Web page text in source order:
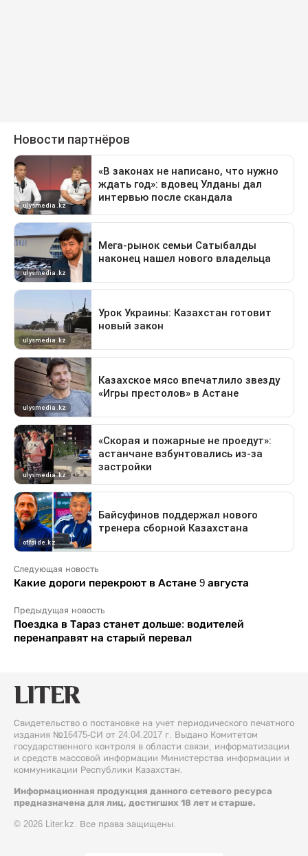
Следующая новость
Какие дороги перекроют в Астане 9 августа
Предыдущая новость
Поездка в Тараз станет дольше: водителей
перенаправят на старый перевал
Свидетельство о постановке на учет периодического печатного
издания №16475-СИ от 24.04.2017 г. Выдано Комитетом
государственного контроля в области связи, информатизации
и средств массовой информации Министерства информации и
коммуникации Республики Казахстан.
Информационная продукция данного сетевого ресурса
предназначена для лиц, достигших 18 лет и старше.
© 2026 Liter.kz. Все права защищены.